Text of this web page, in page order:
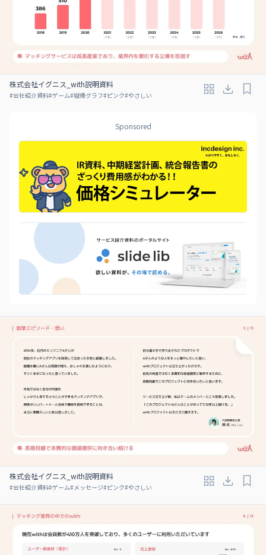
株式会社イグニス_with説明資料
#会社紹介資料#ゲーム#縦棒グラフ#ピンク#やさしい
Sponsored
株式会社イグニス_with説明資料
#会社紹介資料#ゲーム#メッセージ#ピンク#やさしい